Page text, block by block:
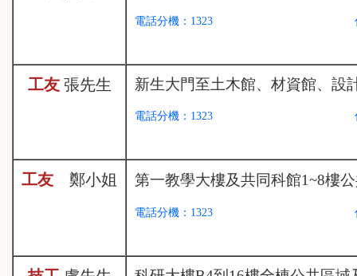
電話分機：1323
工友 張先生 新生大門至土木館、材資館、設
電話分機：1323
工友 鄭小姐 第一教學大樓及共同科館1~8樓
電話分機：1323